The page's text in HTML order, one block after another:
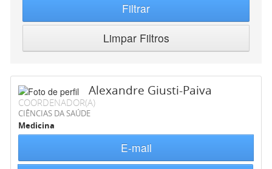
Filtrar
Limpar Filtros
Alexandre Giusti-Paiva
COORDENADOR(A)
CIÊNCIAS DA SAÚDE
Medicina
E-mail